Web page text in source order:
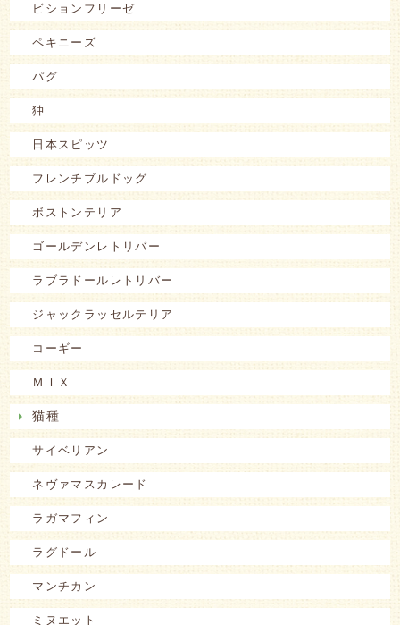
ビションフリーゼ
ペキニーズ
パグ
狆
日本スピッツ
フレンチブルドッグ
ボストンテリア
ゴールデンレトリバー
ラブラドールレトリバー
ジャックラッセルテリア
コーギー
ＭＩＸ
猫種
サイベリアン
ネヴァマスカレード
ラガマフィン
ラグドール
マンチカン
ミヌエット